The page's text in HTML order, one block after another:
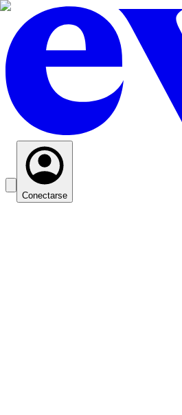
Conectarse